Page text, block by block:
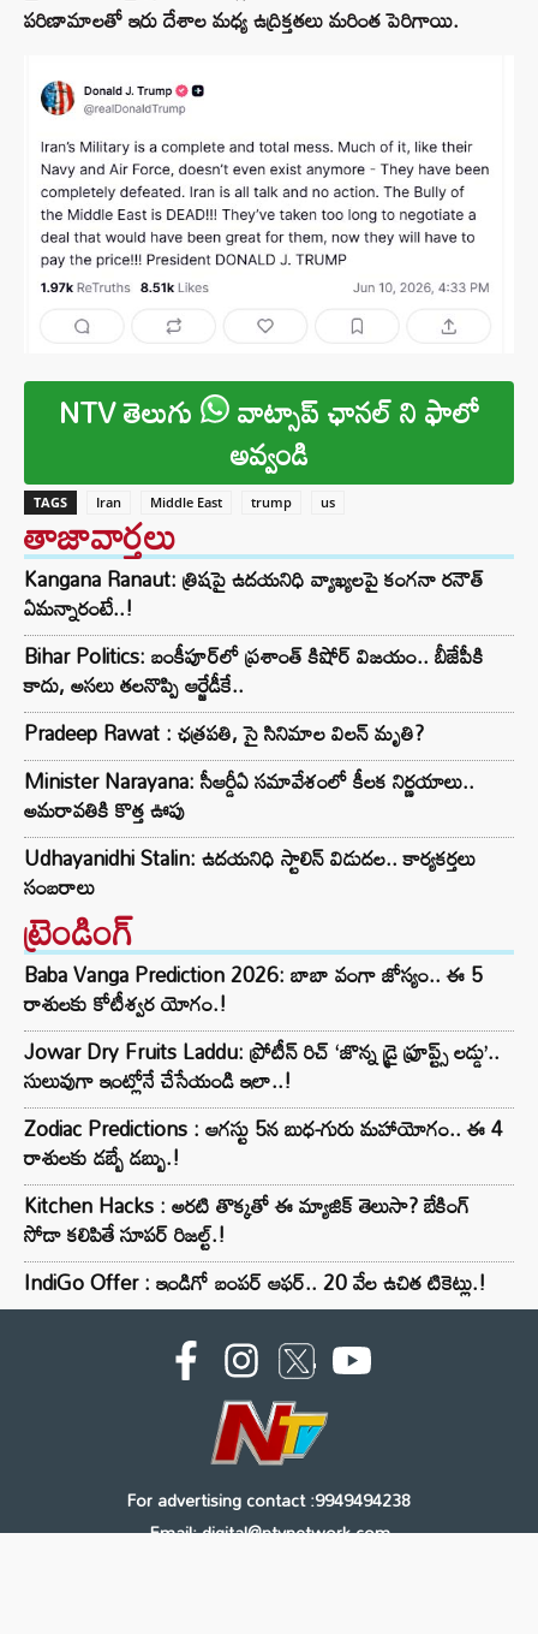
పరిణామాలతో ఇరు దేశాల మధ్య ఉద్రిక్తతలు మరింత పెరిగాయి.
NTV తెలుగు వాట్సాప్ ఛానల్ ని ఫాలో
అవ్వండి
TAGS Iran Middle East trump us
తాజావార్తలు
Kangana Ranaut: త్రిషపై ఉదయనిధి వ్యాఖ్యలపై కంగనా రనౌత్
ఏమన్నారంటే..!
Bihar Politics: బంకీపూర్‌లో ప్రశాంత్ కిషోర్ విజయం.. బీజేపీకి
కాదు, అసలు తలనొప్పి ఆర్జేడీకే..
Pradeep Rawat : ఛత్రపతి, సై సినిమాల విలన్ మృతి?
Minister Narayana: సీఆర్డీఏ సమావేశంలో కీలక నిర్ణయాలు..
అమరావతికి కొత్త ఊపు
Udhayanidhi Stalin: ఉదయనిధి స్టాలిన్ విడుదల.. కార్యకర్తలు
సంబరాలు
ట్రెండింగ్‌
Baba Vanga Prediction 2026: బాబా వంగా జోస్యం.. ఈ 5
రాశులకు కోటీశ్వర యోగం.!
Jowar Dry Fruits Laddu: ప్రోటీన్ రిచ్ ‘జొన్న డ్రై ఫ్రూప్ట్స్ లడ్డు’..
సులువుగా ఇంట్లోనే చేసేయండి ఇలా..!
Zodiac Predictions : ఆగస్టు 5న బుధ-గురు మహాయోగం.. ఈ 4
రాశులకు డబ్బే డబ్బు.!
Kitchen Hacks : అరటి తొక్కతో ఈ మ్యాజిక్ తెలుసా? బేకింగ్
సోడా కలిపితే సూపర్ రిజల్ట్.!
IndiGo Offer : ఇండిగో బంపర్ ఆఫర్.. 20 వేల ఉచిత టికెట్లు.!
For advertising contact :9949494238
Email: digital@ntvnetwork.com